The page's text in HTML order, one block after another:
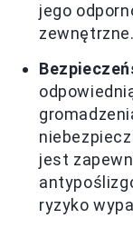
jego
zewnętrzne.
jest
ryzyko